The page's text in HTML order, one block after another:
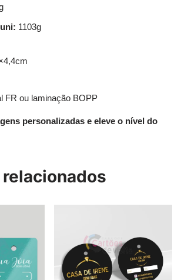
1103g
FR ou laminação BOPP
personalizadas e eleve o nível do